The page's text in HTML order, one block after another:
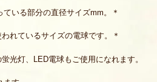
ている部分の直径サイズmm。＊
れているサイズの電球です。＊
光灯、LED電球もご使用になれます。